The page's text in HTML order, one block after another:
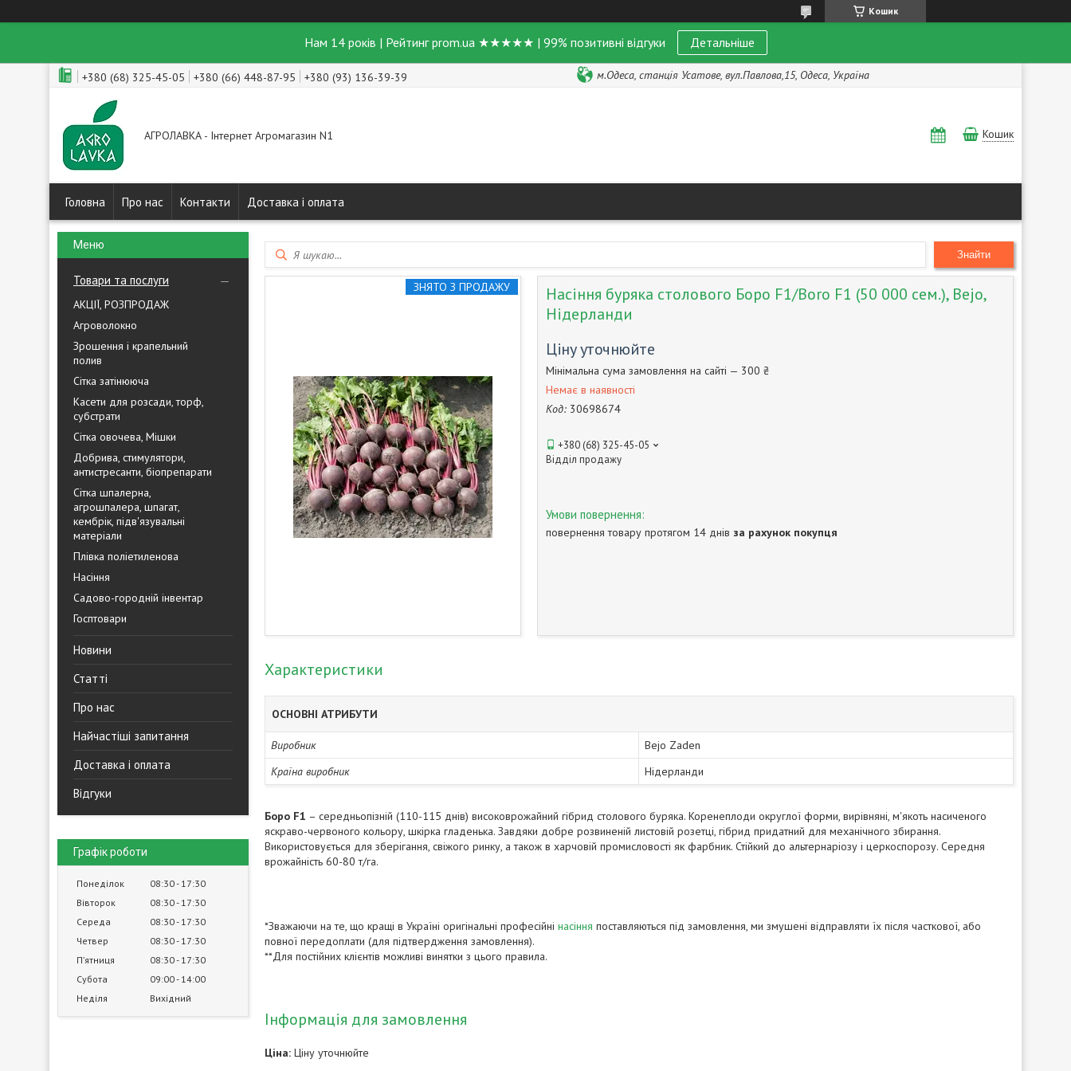
Кошик
Нам 14 років | Рейтинг prom.ua ★★★★★ | 99% позитивні відгуки Детальніше
+380 (68) 325-45-05 +380 (66) 448-87-95 +380 (93) 136-39-39 м.Одеса, станція Усатове, вул.Павлова,15, Одеса, Україна
АГРОЛАВКА - Інтернет Агромагазин N1 Кошик
Головна Про нас Контакти Доставка і оплата
Товари та послуги
АКЦІЇ, РОЗПРОДАЖ
Агроволокно
Зрошення і крапельний
полив
Сітка затінююча
Касети для розсади, торф,
субстрати
Сітка овочева, Мішки
Добрива, стимулятори,
антистресанти, біопрепарати
Сітка шпалерна,
агрошпалера, шпагат,
кембрік, підв'язувальні
матеріали
Плівка поліетиленова
Насіння
Садово-городній інвентар
Госптовари
Новини
Статті
Про нас
Найчастіші запитання
Доставка і оплата
Відгуки
Графік роботи
Понеділок 08:30 17:30
Вівторок
08:30 17:30
Середа
08:30 17:30
Четвер
08:30 17:30
Пʼятниця
08:30 17:30
Субота
09:00 14:00
Неділя
Вихідний
Знайти
ЗНЯТО З ПРОДАЖУ
Насіння буряка столового Боро F1/Boro F1 (50 000 сем.), Bejo,
Нідерланди
Ціну уточнюйте
Мінімальна сума замовлення на сайті — 300 ₴
Немає в наявності
Код: 30698674
+380 (68) 325-45-05
Відділ продажу
повернення товару протягом 14 днів за рахунок покупця
Характеристики
ОСНОВНІ АТРИБУТИ
Виробник
Bejo Zaden
Країна виробник
Нідерланди
Боро F1 – середньопізній (110-115 днів) високоврожайний гібрид столового буряка. Коренеплоди округлої форми, вирівняні, м'якоть насиченого
яскраво-червоного кольору, шкірка гладенька. Завдяки добре розвиненій листовій розетці, гібрид придатний для механічного збирання.
Використовується для зберігання, свіжого ринку, а також в харчовій промисловості як фарбник. Стійкий до альтернаріозу і церкоспорозу. Середня
врожайність 60-80 т/га.
*Зважаючи на те, що кращі в Україні оригінальні професійні насіння поставляються під замовлення, ми змушені відправляти їх після часткової, або
повної передоплати (для підтвердження замовлення).
**Для постійних клієнтів можливі винятки з цього правила.
Інформація для замовлення
Ціна: Ціну уточнюйте